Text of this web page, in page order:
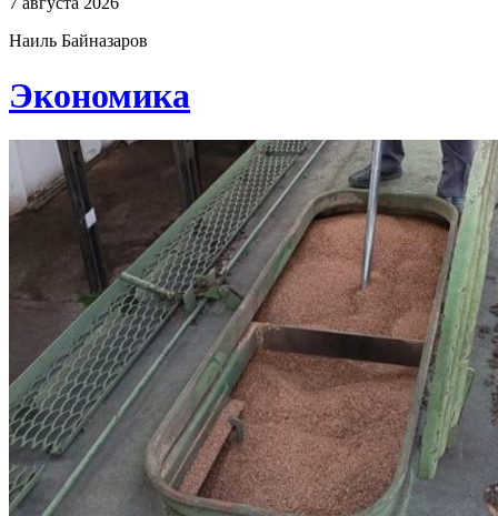
Наиль Байназаров
Экономика